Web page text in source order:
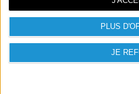
PLUS
JE
pour des effets réactifs
Connectique : USB
Longueur du câble : 1.8
Dimensions : 368 x 150 x